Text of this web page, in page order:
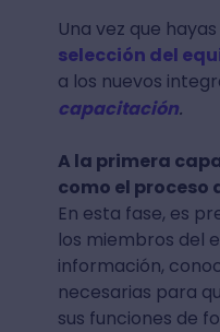
Una vez que
selección del
a los nuevos
capacitación.
A la primera
como el proceso
En esta fase, es
los miembros del
información,
necesarias para
sus funciones de